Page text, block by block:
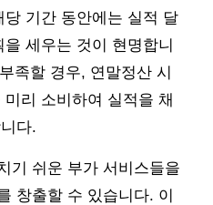
기간 동안에는 실적 달
세우는 것이 현명합니
족할 경우, 연말정산 시
리 소비하여 실적을 채
다.
기 쉬운 부가 서비스들을
창출할 수 있습니다. 이